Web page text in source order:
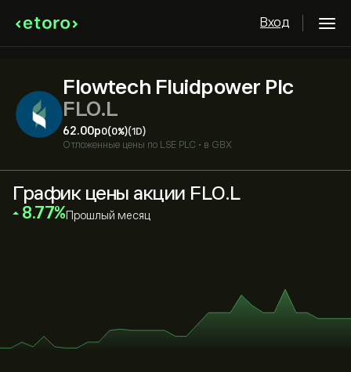
Вход
Flowtech Fluidpower Plc
FLO.L
62.00‎p‎0(0%)(1D)
Отложенные цены по LSE PLC • в GBX
График цены акции FLO.L
‎8.77‎ Прошлый месяц